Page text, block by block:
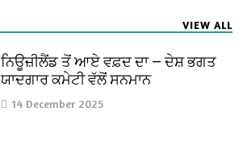
VIEW ALL
ਨਿਊਜ਼ੀਲੈਂਡ ਤੋਂ ਆਏ ਵਫ਼ਦ ਦਾ — ਦੇਸ਼ ਭਗਤ
ਯਾਦਗਾਰ ਕਮੇਟੀ ਵੱਲੋਂ ਸਨਮਾਨ
14 December 2025